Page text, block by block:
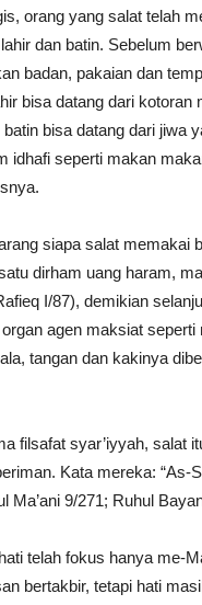
orang yang salat telah
dan batin. Sebelum
badan, pakaian dan
bisa datang dari kotoran
bisa datang dari jiwa
idhafi seperti makan
siapa salat memakai
dirham uang haram,
I/87), demikian
agen maksiat seperti
tangan dan kakinya
filsafat syar’iyyah, salat
Kata mereka: “As-
Ma’ani 9/271; Ruhul
telah fokus hanya me-
bertakbir, tetapi hati